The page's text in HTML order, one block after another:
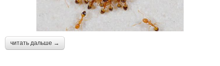
читать дальше →